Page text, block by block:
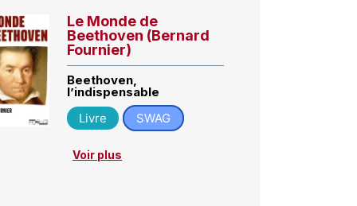
Le Monde de
Beethoven (Bernard
Fournier)
Beethoven,
l’indispensable
Livre
SWAG
Voir plus